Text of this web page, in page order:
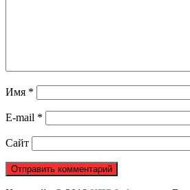
Имя *
E-mail *
Сайт